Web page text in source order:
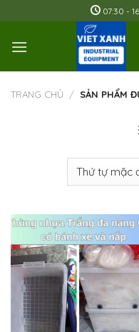
to
content
07:30 -
TRANG CHỦ / SẢN PHẨM